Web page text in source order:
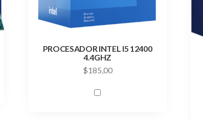
PROCESADOR INTEL I5 12400
4.4GHZ
$185,00